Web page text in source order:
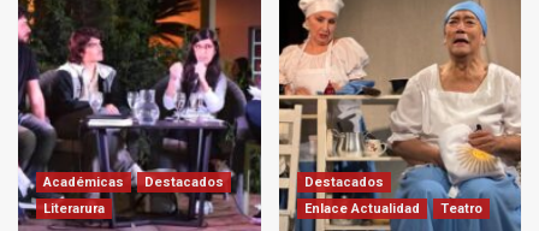
Académicas
Destacados
Literarura
Destacados
Enlace Actualidad
Teatro